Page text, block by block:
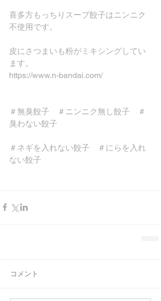
喜多方もっちりスープ餃子はニンニク
不使用です。
皮にさつまいも粉がミキシングしてい
ます。
https://www.n-bandai.com/
＃無臭餃子　＃ニンニク無し餃子　＃
臭わない餃子
＃ネギを入れない餃子　＃にらを入れ
ない餃子
コメント